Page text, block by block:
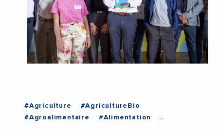
#Agriculture
#AgricultureBio
#Agroalimentaire
#Alimentation